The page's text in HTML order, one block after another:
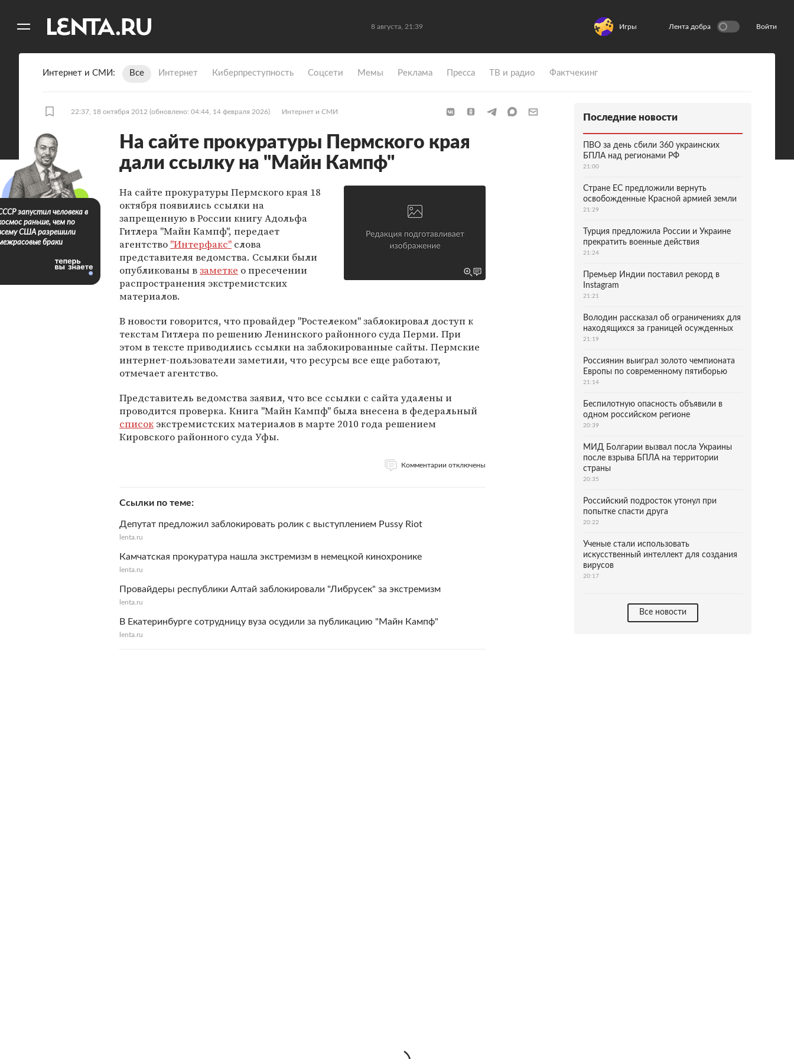
8 августа, 21:39 Игры Лента добра Войти
Интернет и СМИ Все Интернет Киберпреступность Coцсети Мемы Реклама Пресса ТВ и радио Фактчекинг
22:37, 18 октября 2012 (обновлено: 04:44, 14 февраля 2026) Интернет и СМИ
На сайте прокуратуры Пермского края
дали ссылку на "Майн Кампф"
На сайте прокуратуры Пермского края 18
октября появились ссылки на
запрещенную в России книгу Адольфа
Гитлера "Майн Кампф", передает
агентство "Интерфакс" слова
представителя ведомства. Ссылки были
опубликованы взаметке о пресечении
распространения экстремистских
материалов.
В новости говорится, что провайдер "Ростелеком" заблокировал доступ к
текстам Гитлера по решению Ленинского районного суда Перми. При
этом в тексте приводились ссылки на заблокированные сайты. Пермские
интернет-пользователи заметили, что ресурсы все еще работают,
отмечает агентство.
Представитель ведомства заявил, что все ссылки с сайта удалены и
проводится проверка. Книга "Майн Кампф" была внесена в федеральный
список экстремистских материалов в марте 2010 года решением
Кировского районного суда Уфы.
Комментарии отключены
Ссылки по теме
Депутат предложил заблокировать ролик с выступлением Pussy Riot
lenta.ru
Камчатская прокуратура нашла экстремизм в немецкой кинохронике
lenta.ru
Провайдеры республики Алтай заблокировали "Либрусек" за экстремизм
lenta.ru
В Екатеринбурге сотрудницу вуза осудили за публикацию "Майн Кампф"
lenta.ru
запустил человека в
раньше, чем по
США разрешили
браки
Последние новости
ПВО за день сбили 360 украинских
БПЛА над регионами РФ
21:00
Стране ЕС предложили вернуть
освобожденные Красной армией земли
21:29
Турция предложила России и Украине
прекратить военные действия
21:24
Премьер Индии поставил рекорд в
Instagram
21:21
Володин рассказал об ограничениях для
находящихся за границей осужденных
21:19
Россиянин выиграл золото чемпионата
Европы по современному пятиборью
21:14
Беспилотную опасность объявили в
одном российском регионе
20:39
МИД Болгарии вызвал посла Украины
после взрыва БПЛА на территории
страны
20:35
Российский подросток утонул при
попытке спасти друга
20:22
Ученые стали использовать
искусственный интеллект для создания
вирусов
20:17
Все новости